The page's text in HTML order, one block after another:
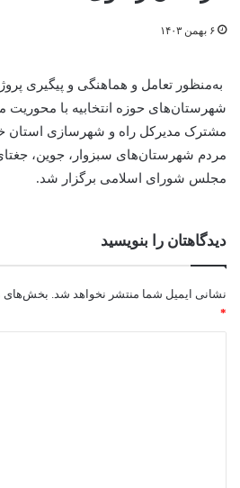
۶ بهمن ۱۴۰۳
به‌منظور تعامل و هماهنگی و پیگیری
شهرستان‌های حوزه انتخابیه با
مشترک مدیرکل راه و شهرسازی استان
مردم شهرستان‌های سبزوار، جوین،
مجلس شورای اسلامی برگزار شد.
دیدگاهتان را بنویسید
نشانی ایمیل شما منتشر نخواهد شد. بخش‌های
*